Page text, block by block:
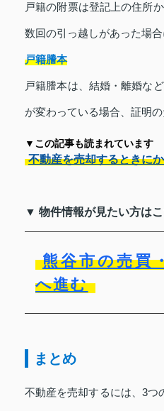
戸籍の附票は登記上の住所
数回の引っ越しがあった場合
戸籍謄本
戸籍謄本は、結婚・離婚な
が変わっている場合、証明の
▼この記事も読まれています
不動産を売却するときに
▼ 物件情報が見たい方は
熊谷市の売買
へ進む
まとめ
不動産を売却するには、3つ